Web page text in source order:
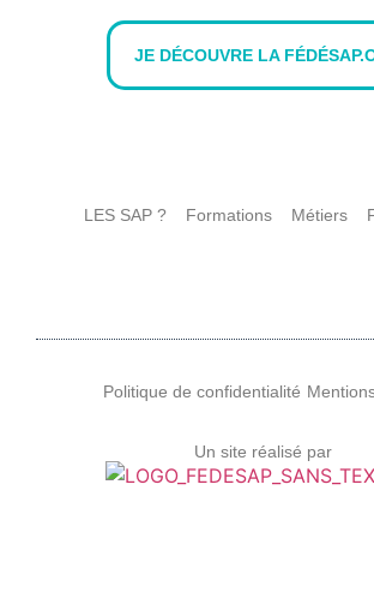
JE DÉCOUVRE LA
LES SAP ? Formations Métiers
Politique de confidentialité
Un site réalisé par